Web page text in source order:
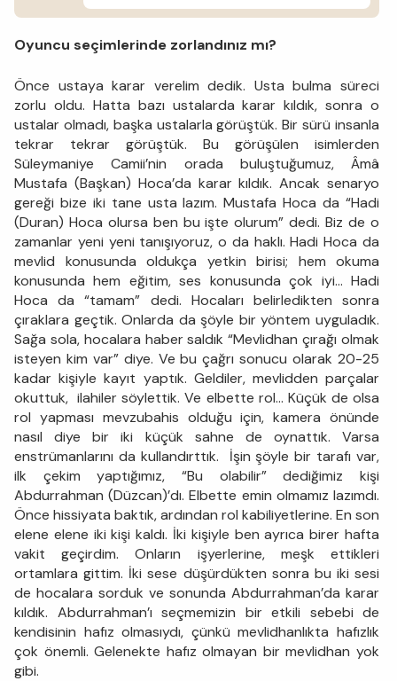
Oyuncu seçimlerinde zorlandınız mı?
Önce ustaya karar verelim dedik. Usta bulma süreci
zorlu oldu. Hatta bazı ustalarda karar kıldık, sonra o
ustalar olmadı, başka ustalarla görüştük. Bir sürü insanla
tekrar tekrar görüştük. Bu görüşülen isimlerden
Süleymaniye Camii’nin orada buluştuğumuz, Âmâ
Mustafa (Başkan) Hoca’da karar kıldık. Ancak senaryo
gereği bize iki tane usta lazım. Mustafa Hoca da “Hadi
(Duran) Hoca olursa ben bu işte olurum” dedi. Biz de o
zamanlar yeni yeni tanışıyoruz, o da haklı. Hadi Hoca da
mevlid konusunda oldukça yetkin birisi; hem okuma
konusunda hem eğitim, ses konusunda çok iyi... Hadi
Hoca da “tamam” dedi. Hocaları belirledikten sonra
çıraklara geçtik. Onlarda da şöyle bir yöntem uyguladık.
Sağa sola, hocalara haber saldık “Mevlidhan çırağı olmak
isteyen kim var” diye. Ve bu çağrı sonucu olarak 20-25
kadar kişiyle kayıt yaptık. Geldiler, mevlidden parçalar
okuttuk, ilahiler söylettik. Ve elbette rol… Küçük de olsa
rol yapması mevzubahis olduğu için, kamera önünde
nasıl diye bir iki küçük sahne de oynattık. Varsa
enstrümanlarını da kullandırttık. İşin şöyle bir tarafı var,
ilk çekim yaptığımız, “Bu olabilir” dediğimiz kişi
Abdurrahman (Düzcan)’dı. Elbette emin olmamız lazımdı.
Önce hissiyata baktık, ardından rol kabiliyetlerine. En son
elene elene iki kişi kaldı. İki kişiyle ben ayrıca birer hafta
vakit geçirdim. Onların işyerlerine, meşk ettikleri
ortamlara gittim. İki sese düşürdükten sonra bu iki sesi
de hocalara sorduk ve sonunda Abdurrahman’da karar
kıldık. Abdurrahman’ı seçmemizin bir etkili sebebi de
kendisinin hafız olmasıydı, çünkü mevlidhanlıkta hafızlık
çok önemli. Gelenekte hafız olmayan bir mevlidhan yok
gibi.